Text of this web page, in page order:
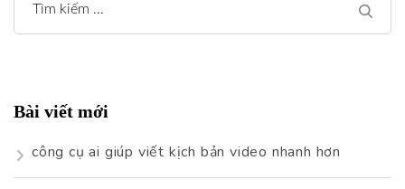
Tìm
kiếm
Bài viết mới
công cụ ai giúp viết kịch bản video nhanh hơn